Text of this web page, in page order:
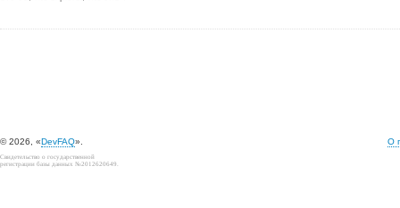
© 2026, «DevFAQ». О
Свидетельство о государственной
регистрации базы данных №2012620649.